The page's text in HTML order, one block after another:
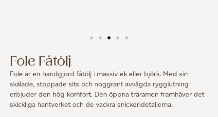
Fole Fåtölj
Fole är en handgjord fåtölj i massiv ek eller björk. Med sin
skålade, stoppade sits och noggrant avvägda rygglutning
erbjuder den hög komfort. Den öppna träramen framhäver det
skickliga hantverket och de vackra snickeridetaljerna.